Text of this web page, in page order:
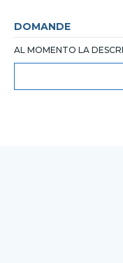
DOMANDE
AL MOMENTO LA